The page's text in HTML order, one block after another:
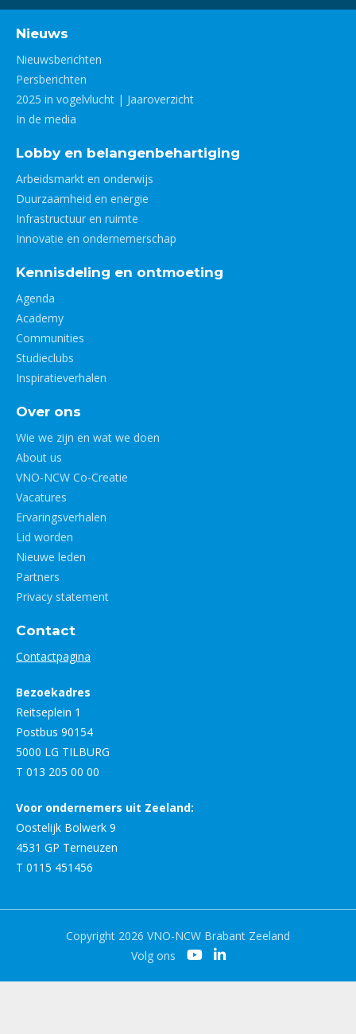
Nieuws
Nieuwsberichten
Persberichten
2025 in vogelvlucht | Jaaroverzicht
In de media
Lobby en belangenbehartiging
Arbeidsmarkt en onderwijs
Duurzaamheid en energie
Infrastructuur en ruimte
Innovatie en ondernemerschap
Kennisdeling en ontmoeting
Agenda
Academy
Communities
Studieclubs
Inspiratieverhalen
Over ons
Wie we zijn en wat we doen
About us
VNO-NCW Co-Creatie
Vacatures
Ervaringsverhalen
Lid worden
Nieuwe leden
Partners
Privacy statement
Contact
Contactpagina
Bezoekadres
Reitseplein 1
Postbus 90154
5000 LG TILBURG
T 013 205 00 00
Voor ondernemers uit Zeeland:
Oostelijk Bolwerk 9
4531 GP Terneuzen
T 0115 451456
Copyright 2026 VNO-NCW Brabant Zeeland
Volg ons